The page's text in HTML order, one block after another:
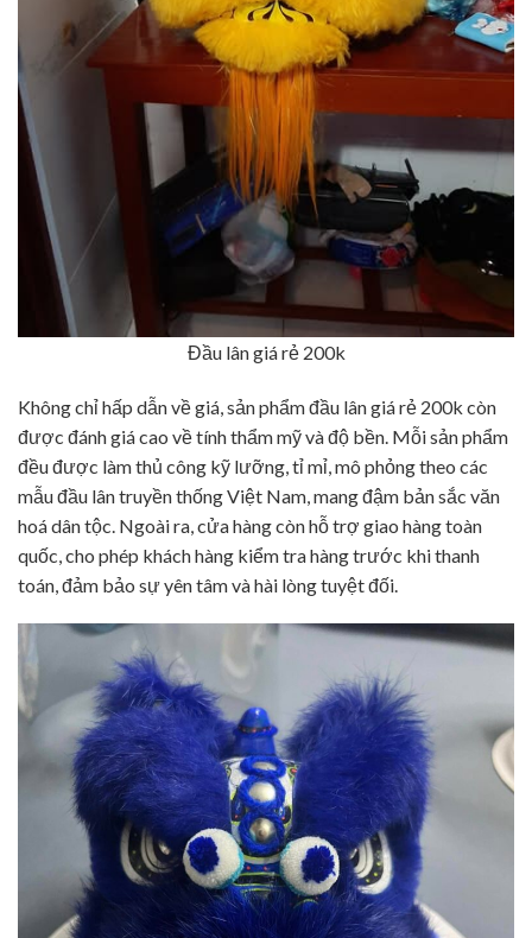
Đầu lân giá rẻ 200k
Không chỉ hấp dẫn về giá, sản phẩm đầu lân giá rẻ 200k còn
được đánh giá cao về tính thẩm mỹ và độ bền. Mỗi sản phẩm
đều được làm thủ công kỹ lưỡng, tỉ mỉ, mô phỏng theo các
mẫu đầu lân truyền thống Việt Nam, mang đậm bản sắc văn
hoá dân tộc. Ngoài ra, cửa hàng còn hỗ trợ giao hàng toàn
quốc, cho phép khách hàng kiểm tra hàng trước khi thanh
toán, đảm bảo sự yên tâm và hài lòng tuyệt đối.